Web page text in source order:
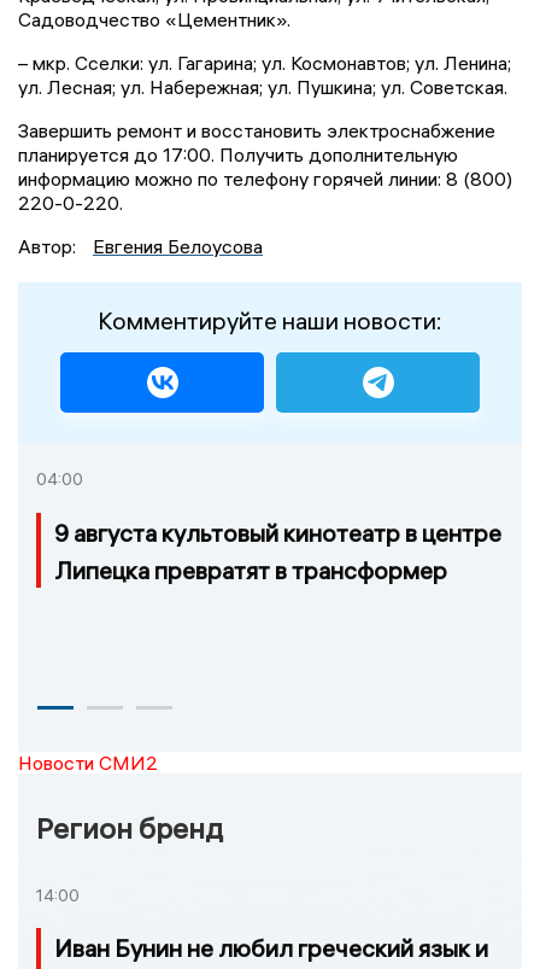
Садоводчество «Цементник».
– мкр. Сселки: ул. Гагарина; ул. Космонавтов; ул. Ленина;
ул. Лесная; ул. Набережная; ул. Пушкина; ул. Советская.
Завершить ремонт и восстановить электроснабжение
планируется до 17:00. Получить дополнительную
информацию можно по телефону горячей линии: 8 (800)
220-0-220.
Автор:
Евгения Белоусова
Комментируйте наши новости:
04:00
9 августа культовый кинотеатр в центре
Липецка превратят в трансформер
Новости СМИ2
Регион бренд
14:00
Иван Бунин не любил греческий язык и